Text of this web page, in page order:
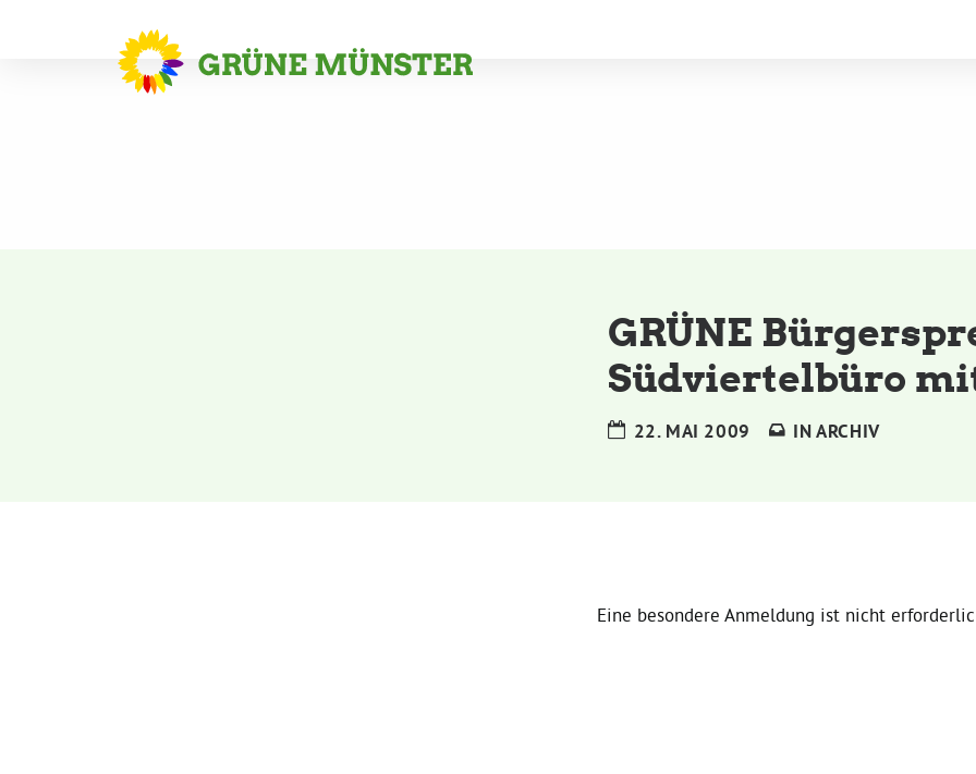
GRÜNE
Südviertelbüro
22. MAI 2009 INARCHIV
Eine besondere Anmeldung ist nicht